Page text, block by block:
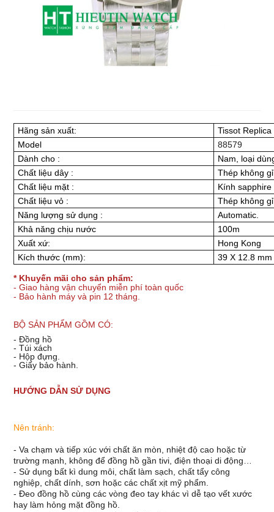
Hãng sản xuất:
Tissot Replica
Model
88579
Dành cho :
Nam, loại
Chất liệu dây :
Thép không
Chất liệu mặt :
Kính
Chất liệu vỏ :
Thép không
Năng lượng sử dụng :
Automatic.
Khả năng chịu nước
100m
Xuất xứ:
Hong Kong
Kích thước (mm):
39 X 12.8 mm
* Khuyến mãi cho sản phẩm:
- Giao hàng vận chuyển miễn phí toàn quốc
- Bảo hành máy và pin 12 tháng.
BỘ SẢN PHẨM GỒM CÓ:
- Đồng hồ
- Túi xách
- Hộp đựng.
- Giấy bảo hành.
HƯỚNG DẪN SỬ DỤNG
Nên tránh:
- Va chạm và tiếp xúc với chất ăn mòn, nhiệt độ cao hoặc từ
trường mạnh, không để đồng hồ gần tivi, điện thoại di động…
- Sử dụng bất kì dung môi, chất làm sạch, chất tẩy công
nghiệp, chất dính, sơn hoặc các chất xịt mỹ phẩm.
- Đeo đồng hồ cùng các vòng đeo tay khác vì dễ tạo vết xước
hay làm hỏng mặt đồng hồ.